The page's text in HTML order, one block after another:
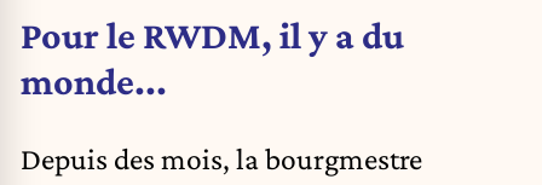
Pour le RWDM, il y a du
monde...
Depuis des mois, la bourgmestre